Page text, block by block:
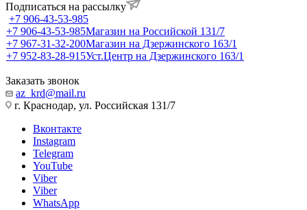
Подписаться на рассылку
+7 906-43-53-985
+7 906-43-53-985Магазин на Российской 131/7
+7 967-31-32-200Магазин на Дзержинского 163/1
+7 952-83-28-915Уст.Центр на Дзержинского 163/1
Заказать звонок
az_krd@mail.ru
г. Краснодар, ул. Российская 131/7
Вконтакте
Instagram
Telegram
YouTube
Viber
Viber
WhatsApp